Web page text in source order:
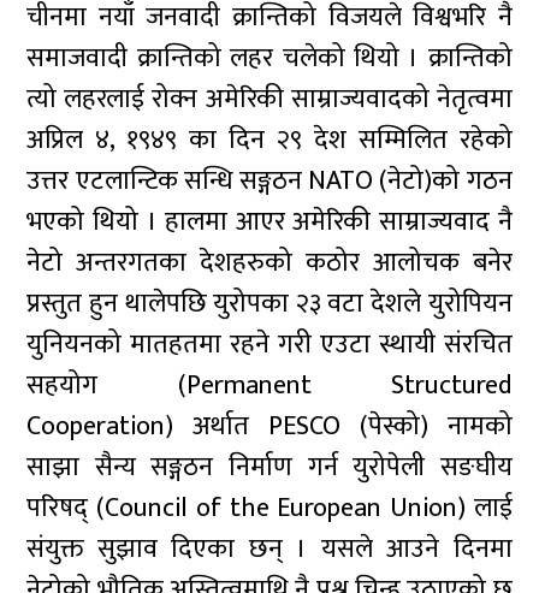
चीनमा नयाँ जनवादी क्रान्तिको विजयले विश्वभरि नै
समाजवादी क्रान्तिको लहर चलेको थियो । क्रान्तिको
त्यो लहरलाई रोक्न अमेरिकी साम्राज्यवादको नेतृत्वमा
अप्रिल ४, १९४९ का दिन २९ देश सम्मिलित रहेको
उत्तर एटलान्टिक सन्धि सङ्गठन NATO (नेटो)को गठन
भएको थियो । हालमा आएर अमेरिकी साम्राज्यवाद नै
नेटो अन्तरगतका देशहरुको कठोर आलोचक बनेर
प्रस्तुत हुन थालेपछि युरोपका २३ वटा देशले युरोपियन
युनियनको मातहतमा रहने गरी एउटा स्थायी संरचित
सहयोग (Permanent Structured
Cooperation) अर्थात PESCO (पेस्को) नामको
साझा सैन्य सङ्गठन निर्माण गर्न युरोपेली सङघीय
परिषद् (Council of the European Union) लाई
संयुक्त सुझाव दिएका छन् । यसले आउने दिनमा